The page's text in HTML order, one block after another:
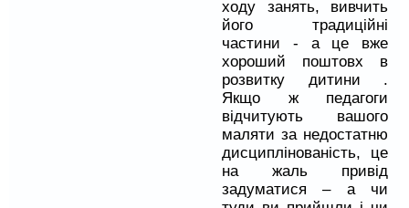
ходу занять, вивчить
його традиційні
частини - а це вже
хороший поштовх в
розвитку дитини .
Якщо ж педагоги
відчитують вашого
маляти за недостатню
дисциплінованість, це
на жаль привід
задуматися – а чи